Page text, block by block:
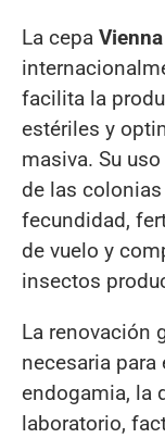
La cepa
facilita la
estériles y
masiva. Su
de las
fecundidad,
de vuelo y
insectos
La renovación
necesaria
endogamia, la
laboratorio,